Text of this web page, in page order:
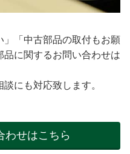
」「中古部品の取付もお願
に関するお問い合わせは
にも対応致します。
わせはこちら